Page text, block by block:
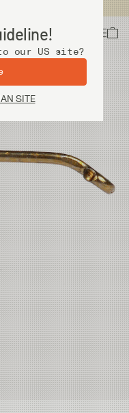
our US site?
SITE